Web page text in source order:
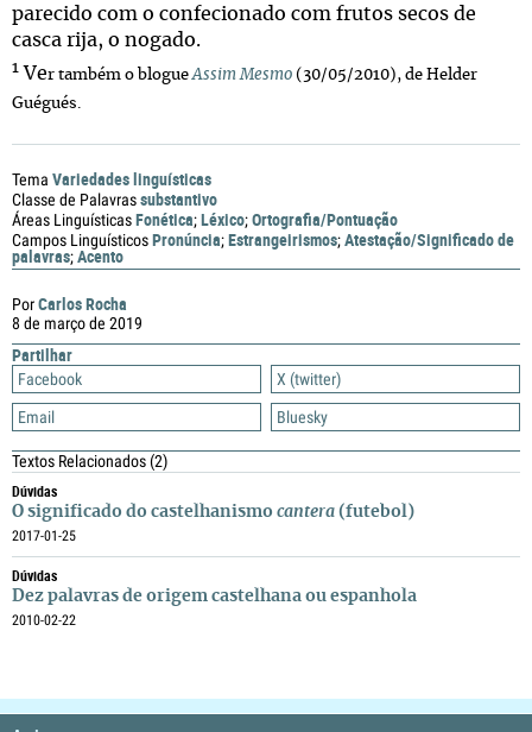
PorCarlos Rocha
8 de março de 2019
Partilhar
Facebook
X (twitter)
Email
Bluesky
Textos Relacionados(2)
Dúvidas
O significado do castelhanismo cantera (futebol)
2017-01-25
Dúvidas
Dez palavras de origem castelhana ou espanhola
2010-02-22
parecido com o confecionado com frutos secos de
casca rija, o nogado.
1 Ver também o blogueAssim Mesmo (30/05/2010), de Helder
Guégués.
Tema Variedades linguísticas
Classe de Palavrassubstantivo
Áreas LinguísticasFonética;Léxico;Ortografia/Pontuação
Campos LinguísticosPronúncia;Estrangeirismos;Atestação/Significado de
palavras;Acento